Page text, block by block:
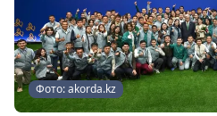
Фото: akorda.kz